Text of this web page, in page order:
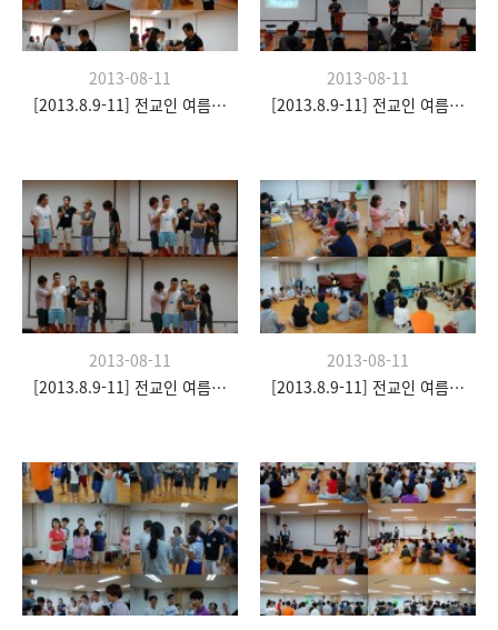
2013-08-11
[2013.8.9-11] 전교인 여름수련회- "이쉼 전쉼"
2013-08-11
[2013.8.9-11] 전교인 여름수련회- "이쉼 전쉼"
2013-08-11
[2013.8.9-11] 전교인 여름수련회- "이쉼 전쉼"
2013-08-11
[2013.8.9-11] 전교인 여름수련회- "이쉼 전쉼"